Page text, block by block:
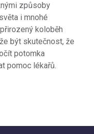
způsoby
i mnohé
koloběh
být skutečnost, že
potomka
pomoc lékařů.